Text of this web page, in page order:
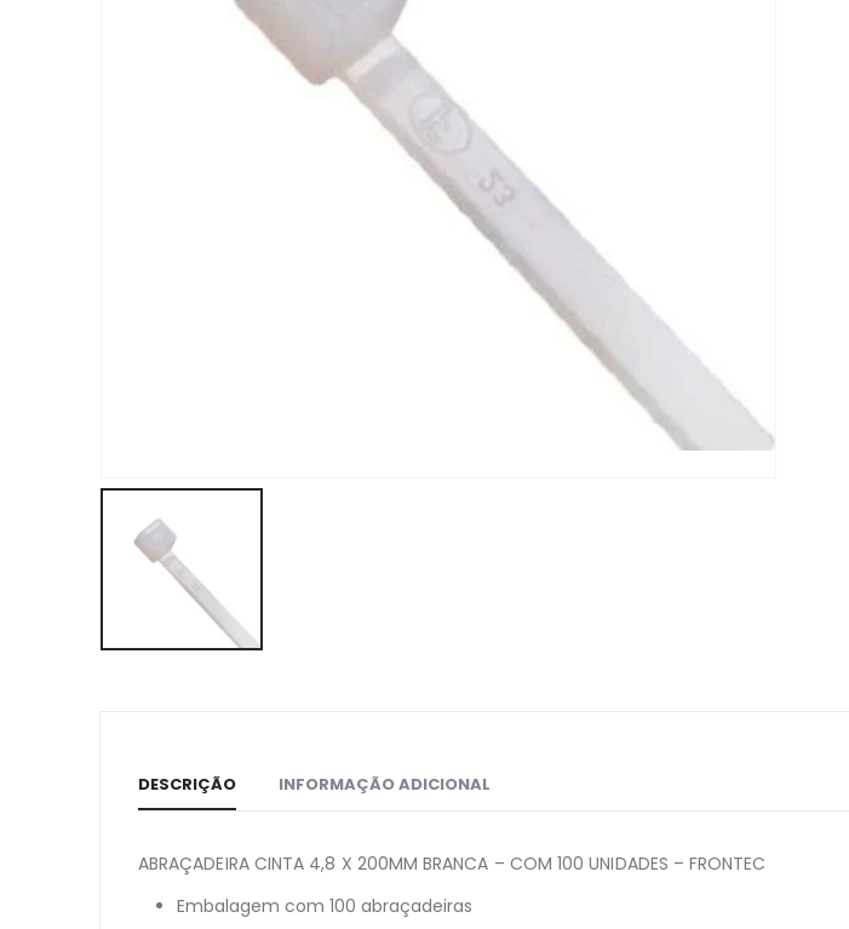
DESCRIÇÃO INFORMAÇÃO ADICIONAL
ABRAÇADEIRA CINTA 4,8 X 200MM BRANCA – COM 100 UNIDADES – FRONTEC
Embalagem com 100 abraçadeiras